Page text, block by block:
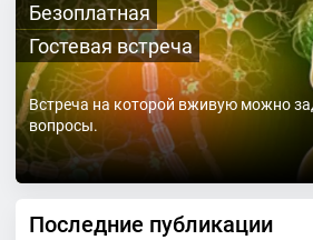
Безоплатная
Гостевая встреча
Встреча на которой вживую можно
вопросы.
Последние публикации